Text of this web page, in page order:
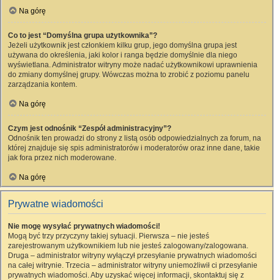
Na górę
Co to jest “Domyślna grupa użytkownika”?
Jeżeli użytkownik jest członkiem kilku grup, jego domyślna grupa jest
używana do określenia, jaki kolor i ranga będzie domyślnie dla niego
wyświetlana. Administrator witryny może nadać użytkownikowi uprawnienia
do zmiany domyślnej grupy. Wówczas można to zrobić z poziomu panelu
zarządzania kontem.
Na górę
Czym jest odnośnik “Zespół administracyjny”?
Odnośnik ten prowadzi do strony z listą osób odpowiedzialnych za forum, na
której znajduje się spis administratorów i moderatorów oraz inne dane, takie
jak fora przez nich moderowane.
Na górę
Prywatne wiadomości
Nie mogę wysyłać prywatnych wiadomości!
Mogą być trzy przyczyny takiej sytuacji. Pierwsza – nie jesteś
zarejestrowanym użytkownikiem lub nie jesteś zalogowany/zalogowana.
Druga – administrator witryny wyłączył przesyłanie prywatnych wiadomości
na całej witrynie. Trzecia – administrator witryny uniemożliwił ci przesyłanie
prywatnych wiadomości. Aby uzyskać więcej informacji, skontaktuj się z